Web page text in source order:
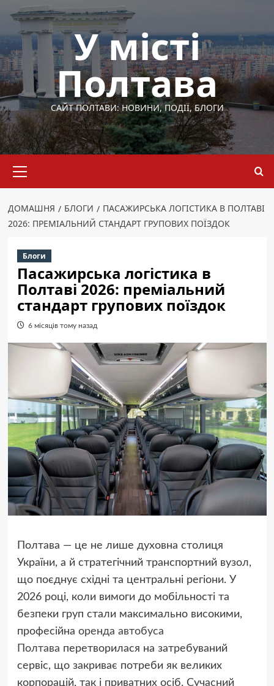
Перейти
вмісту
У місті
Полтава
САЙТ ПОЛТАВИ: НОВИНИ, ПОДІЇ, БЛОГИ
меню
ДОМАШНЯ БЛОГИ
ПАСАЖИРСЬКА ЛОГІСТИКА В ПОЛТАВІ
2026: ПРЕМІАЛЬНИЙ СТАНДАРТ ГРУПОВИХ ПОЇЗДОК
Блоги
Пасажирська логістика в
Полтаві 2026: преміальний
стандарт групових поїздок
6 місяців тому назад
Полтава — це не лише духовна столиця
України, а й стратегічний транспортний вузол,
що поєднує східні та центральні регіони. У
2026 році, коли вимоги до мобільності та
безпеки груп стали максимально високими,
професійна оренда автобуса
Полтава перетворилася на затребуваний
сервіс, що закриває потреби як великих
корпорацій, так і приватних осіб. Сучасний